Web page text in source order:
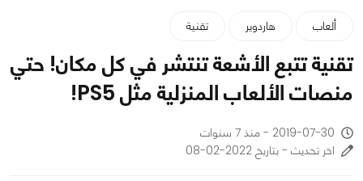
ألعاب هاردوير تقنية
تقنية تتبع الأشعة تنتشر في كل مكان! حتي
منصات الألعاب المنزلية مثل PS5!
2019-07-30 - منذ 7 سنوات
اخر تحديث - بتاريخ 2022-02-08